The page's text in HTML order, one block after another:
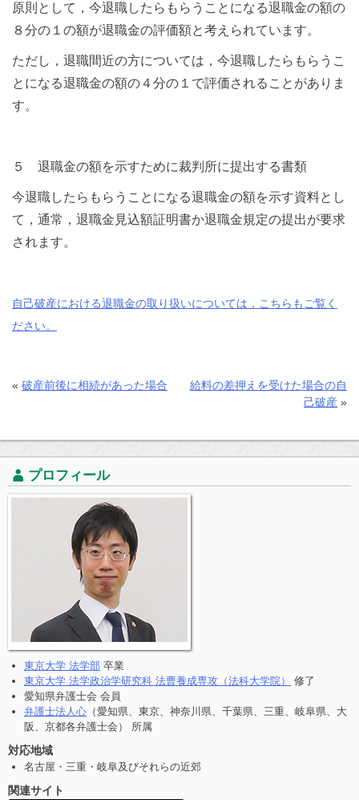
原則として，今退職したらもらうことになる退職金の額の
８分の１の額が退職金の評価額と考えられています。
ただし，退職間近の方については，今退職したらもらうこ
とになる退職金の額の４分の１で評価されることがありま
す。
５ 退職金の額を示すために裁判所に提出する書類
今退職したらもらうことになる退職金の額を示す資料とし
て，通常，退職金見込額証明書か退職金規定の提出が要求
されます。
自己破産における退職金の取り扱いについては，こちらもご覧く
ださい。
« 破産前後に相続があった場合
給料の差押えを受けた場合の自
己破産 »
プロフィール
東京大学 法学部 卒業
東京大学 法学政治学研究科 法曹養成専攻（法科大学院）
修了
愛知県弁護士会 会員
弁護士法人心 （愛知県、東京、神奈川県、千葉県、三重、岐阜県、大
阪、京都各弁護士会） 所属
対応地域
名古屋・三重・岐阜及びそれらの近郊
関連サイト